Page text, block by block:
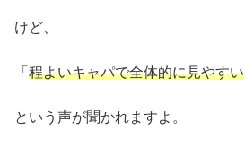
けど、
「 程よいキャパで全体的に見やすい
という声が聞かれますよ。